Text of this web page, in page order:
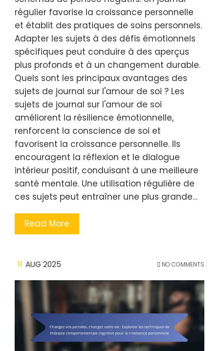
régulier favorise la croissance personnelle
et établit des pratiques de soins personnels.
Adapter les sujets à des défis émotionnels
spécifiques peut conduire à des aperçus
plus profonds et à un changement durable.
Quels sont les principaux avantages des
sujets de journal sur l'amour de soi ? Les
sujets de journal sur l'amour de soi
améliorent la résilience émotionnelle,
renforcent la conscience de soi et
favorisent la croissance personnelle. Ils
encouragent la réflexion et le dialogue
intérieur positif, conduisant à une meilleure
santé mentale. Une utilisation régulière de
ces sujets peut entraîner une plus grande…
Read More
11 AUG 2025 NO COMMENTS